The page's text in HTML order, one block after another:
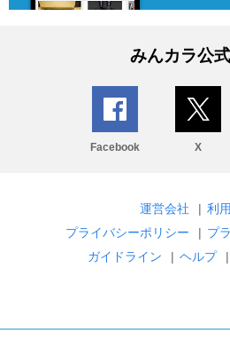
みんカラ公
Facebook X
運営会社 | 利
プライバシーポリシー
| プ
ガイドライン
| ヘルプ |